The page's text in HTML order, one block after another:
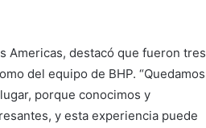
Americas, destacó que fueron tres
del equipo de BHP. “Quedamos
porque conocimos y
y esta experiencia puede